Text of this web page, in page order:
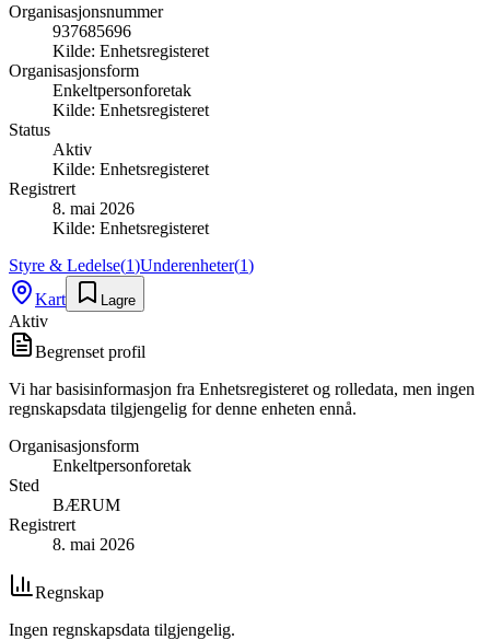
Organisasjonsnummer
937685696
Kilde: Enhetsregisteret
Organisasjonsform
Enkeltpersonforetak
Kilde: Enhetsregisteret
Status
Aktiv
Kilde: Enhetsregisteret
Registrert
8. mai 2026
Kilde: Enhetsregisteret
Styre & Ledelse(1)Underenheter(1)
Kart
Lagre
Aktiv
Begrenset profil
Vi har basisinformasjon fra Enhetsregisteret og rolledata, men ingen
regnskapsdata tilgjengelig for denne enheten ennå.
Organisasjonsform
Enkeltpersonforetak
Sted
BÆRUM
Registrert
8. mai 2026
Regnskap
Ingen regnskapsdata tilgjengelig.